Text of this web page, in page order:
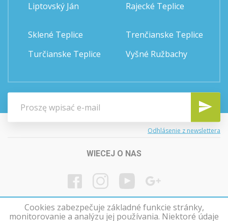
Liptovský Ján
Rajecké Teplice
Sklené Teplice
Turčianske Teplice
Trenčianske Teplice
Vyšné Ružbachy
Odhlásenie z newslettera
WIECEJ O NAS
Cookies zabezpečuje základné funkcie stránky,
monitorovanie a analýzu jej používania. Niektoré údaje